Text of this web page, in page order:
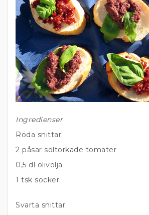
Ingredienser
Röda snittar:
2 påsar soltorkade tomater
0,5 dl olivolja
1 tsk socker
Svarta snittar: